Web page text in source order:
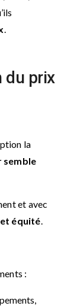
.
du prix
la
semble
et avec
équité.
: